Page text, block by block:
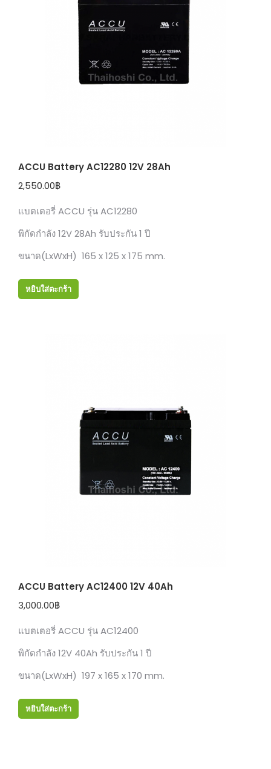
ACCU Battery AC12280 12V 28Ah
2,550.00฿
แบตเตอรี่ ACCU รุ่น AC12280
พิกัดกำลัง 12V 28Ah รับประกัน 1 ปี
ขนาด(LxWxH) 165 x 125 x 175 mm.
หยิบใส่ตะกร้า
ACCU Battery AC12400 12V 40Ah
3,000.00฿
แบตเตอรี่ ACCU รุ่น AC12400
พิกัดกำลัง 12V 40Ah รับประกัน 1 ปี
ขนาด(LxWxH) 197 x 165 x 170 mm.
หยิบใส่ตะกร้า